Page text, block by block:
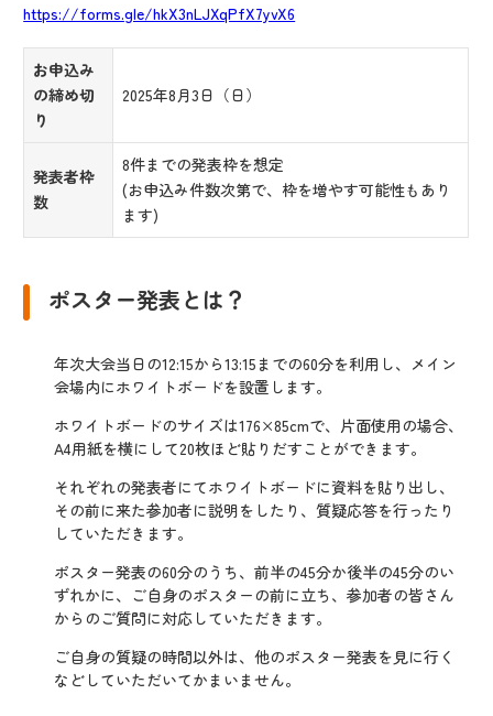
https://forms.gle/hkX3nLJXqPfX7yvX6
お申込み
の締め切
り
2025年8月3日（日）
発表者枠
数
8件までの発表枠を想定
(お申込み件数次第で、枠を増やす可能性もあり
ます)
ポスター発表とは？
年次大会当日の12:15から13:15までの60分を利用し、メイン
会場内にホワイトボードを設置します。
ホワイトボードのサイズは176×85cmで、片面使用の場合、
A4用紙を横にして20枚ほど貼りだすことができます。
それぞれの発表者にてホワイトボードに資料を貼り出し、
その前に来た参加者に説明をしたり、質疑応答を行ったり
していただきます。
ポスター発表の60分のうち、前半の45分か後半の45分のい
ずれかに、ご自身のポスターの前に立ち、参加者の皆さん
からのご質問に対応していただきます。
ご自身の質疑の時間以外は、他のポスター発表を見に行く
などしていただいてかまいません。